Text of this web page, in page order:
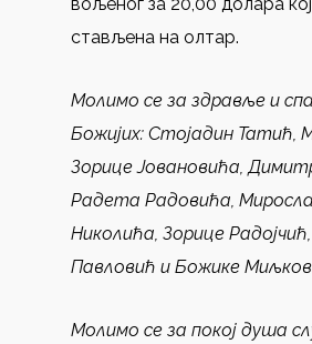
стављенa на олтар.
Молимо се за здравље и
Божијих: Стојадин Татић,
Зорице Јовановића,
Радета Радовића,
Николића, Зорице
Павловић и Божике
Молимо се за покој душа